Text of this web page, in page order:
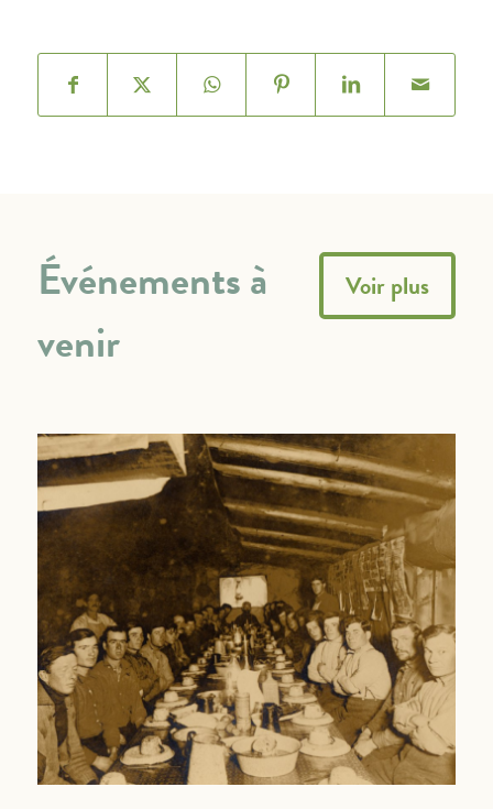
Événements à
venir
Voir plus